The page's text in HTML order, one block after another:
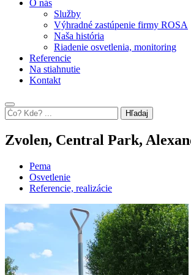
O nás
Služby
Výhradné zastúpenie firmy ROSA
Naša história
Riadenie osvetlenia, monitoring
Referencie
Na stiahnutie
Kontakt
Hľadaj
Zvolen, Central Park,
Pema
Osvetlenie
Referencie, realizácie